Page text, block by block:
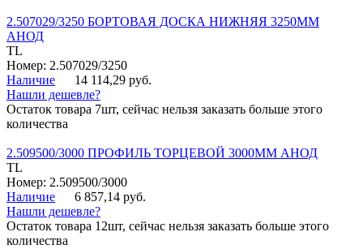
2.507029/3250 БОРТОВАЯ ДОСКА НИЖНЯЯ 3250ММ
АНОД
TL
Номер: 2.507029/3250
Наличие
14 114,29 руб.
Нашли дешевле?
Остаток товара 7шт, сейчас нельзя заказать больше этого
количества
2.509500/3000 ПРОФИЛЬ ТОРЦЕВОЙ 3000ММ АНОД
TL
Номер: 2.509500/3000
Наличие
6 857,14 руб.
Нашли дешевле?
Остаток товара 12шт, сейчас нельзя заказать больше этого
количества